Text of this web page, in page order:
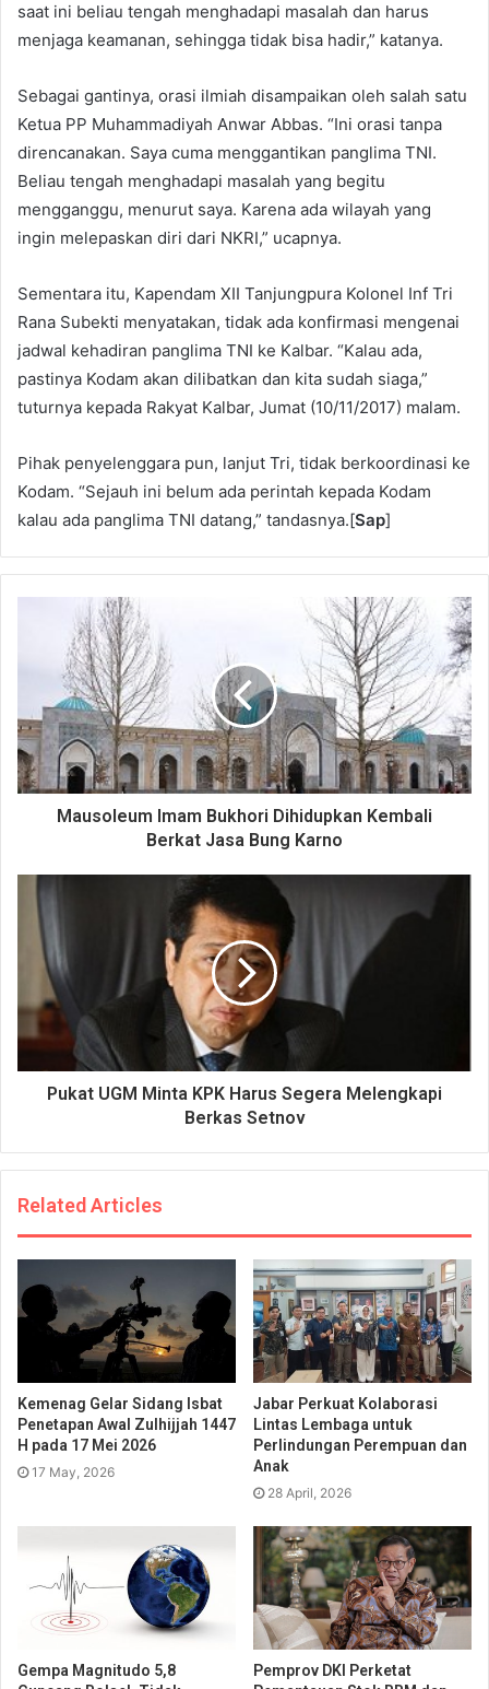
saat ini beliau tengah menghadapi masalah dan harus
menjaga keamanan, sehingga tidak bisa hadir,” katanya.
Sebagai gantinya, orasi ilmiah disampaikan oleh salah satu
Ketua PP Muhammadiyah Anwar Abbas. “Ini orasi tanpa
direncanakan. Saya cuma menggantikan panglima TNI.
Beliau tengah menghadapi masalah yang begitu
mengganggu, menurut saya. Karena ada wilayah yang
ingin melepaskan diri dari NKRI,” ucapnya.
Sementara itu, Kapendam XII Tanjungpura Kolonel Inf Tri
Rana Subekti menyatakan, tidak ada konfirmasi mengenai
jadwal kehadiran panglima TNI ke Kalbar. “Kalau ada,
pastinya Kodam akan dilibatkan dan kita sudah siaga,”
tuturnya kepada Rakyat Kalbar, Jumat (10/11/2017) malam.
Pihak penyelenggara pun, lanjut Tri, tidak berkoordinasi ke
Kodam. “Sejauh ini belum ada perintah kepada Kodam
kalau ada panglima TNI datang,” tandasnya.[Sap]
Mausoleum Imam Bukhori Dihidupkan Kembali
Berkat Jasa Bung Karno
Pukat UGM Minta KPK Harus Segera Melengkapi
Berkas Setnov
Related Articles
Kemenag Gelar Sidang Isbat
Penetapan Awal Zulhijjah 1447
H pada 17 Mei 2026
17 May, 2026
Jabar Perkuat Kolaborasi
Lintas Lembaga untuk
Perlindungan Perempuan dan
Anak
28 April, 2026
Gempa Magnitudo 5,8
Pemprov DKI Perketat